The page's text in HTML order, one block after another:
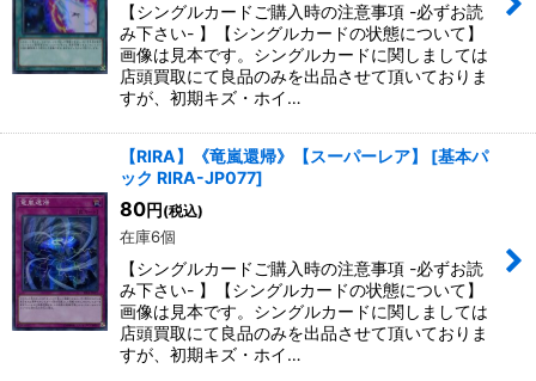
【シングルカードご購入時の注意事項 -必ずお読
み下さい- 】【シングルカードの状態について】
画像は見本です。シングルカードに関しましては
店頭買取にて良品のみを出品させて頂いておりま
すが、初期キズ・ホイ…
【RIRA】《竜嵐還帰》【スーパーレア】 [基本パ
ック RIRA-JP077]
80円 (税込)
在庫6個
【シングルカードご購入時の注意事項 -必ずお読
み下さい- 】【シングルカードの状態について】
画像は見本です。シングルカードに関しましては
店頭買取にて良品のみを出品させて頂いておりま
すが、初期キズ・ホイ…